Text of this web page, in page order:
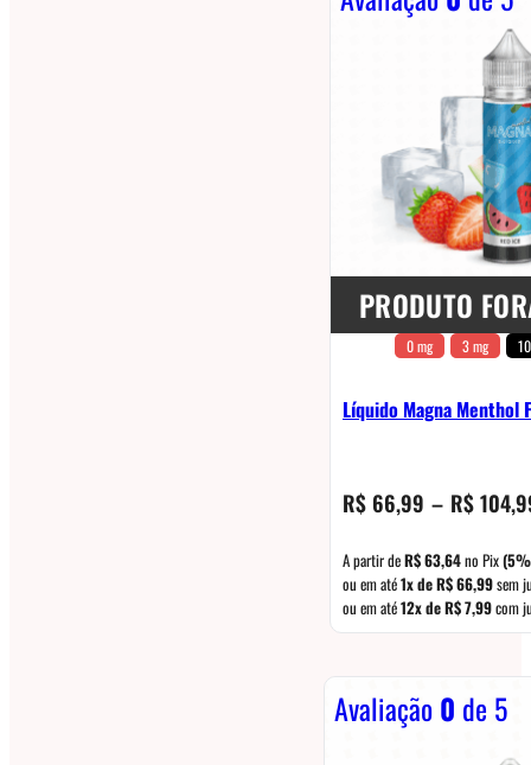
PRODUTO
0 mg 3 mg
Líquido Magna Menthol
R$ 66,99 – R$
A partir deR$63,64no Pix
ou em até1x deR$66,99sem
ou em até12x deR$7,99com
Avaliação0 de 5